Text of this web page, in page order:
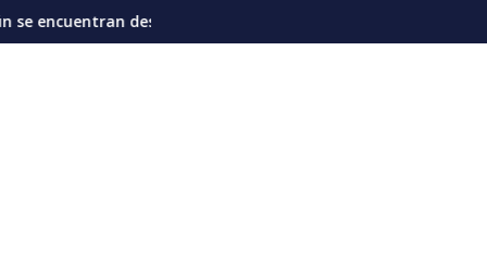
en La Guaira, según gobernador de la entidad
Países de América condenan plan de los Ortega de